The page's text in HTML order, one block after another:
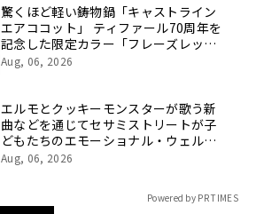
驚くほど軽い鋳物鍋「キャストライン
エアココット」 ティファール70周年を
記念した限定カラー「フレーズレッド
IHココット鍋 24cm」数量限定で発
Aug, 06, 2026
エルモとクッキーモンスターが歌う新
曲などを通じてセサミストリートが子
どもたちのエモーショナル・ウェルビ
ーイングをサポート
Aug, 06, 2026
Powered by PR TIMES